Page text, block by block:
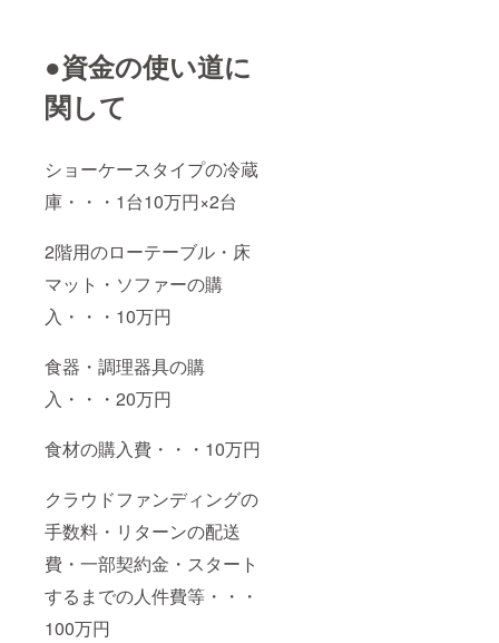
●資金の使い道に
関して
ショーケースタイプの冷蔵
庫・・・1台10万円×2台
2階用のローテーブル・床
マット・ソファーの購
入・・・10万円
食器・調理器具の購
入・・・20万円
食材の購入費・・・10万円
クラウドファンディングの
手数料・リターンの配送
費・一部契約金・スタート
するまでの人件費等・・・
100万円